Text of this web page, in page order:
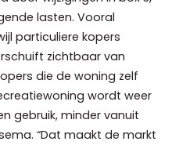
lasten. Vooral
particuliere kopers
zichtbaar van
die de woning zelf
wordt weer
gebruik, minder vanuit
“Dat maakt de markt